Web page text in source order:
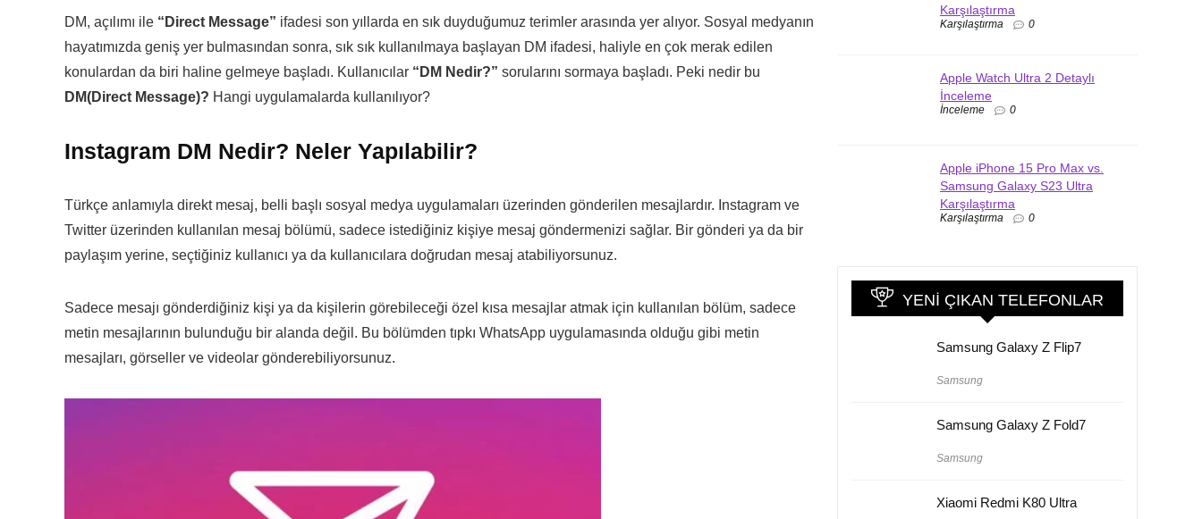
DM, açılımı ile “Direct Message” ifadesi son yıllarda en sık duyduğumuz terimler arasında yer alıyor. Sosyal medyanın
hayatımızda geniş yer bulmasından sonra, sık sık kullanılmaya başlayan DM ifadesi, haliyle en çok merak edilen
konulardan da biri haline gelmeye başladı. Kullanıcılar “DM Nedir?” sorularını sormaya başladı. Peki nedir bu
DM(Direct Message)? Hangi uygulamalarda kullanılıyor?
Instagram DM Nedir? Neler Yapılabilir?
Türkçe anlamıyla direkt mesaj, belli başlı sosyal medya uygulamaları üzerinden gönderilen mesajlardır. Instagram ve
Twitter üzerinden kullanılan mesaj bölümü, sadece istediğiniz kişiye mesaj göndermenizi sağlar. Bir gönderi ya da bir
paylaşım yerine, seçtiğiniz kullanıcı ya da kullanıcılara doğrudan mesaj atabiliyorsunuz.
Sadece mesajı gönderdiğiniz kişi ya da kişilerin görebileceği özel kısa mesajlar atmak için kullanılan bölüm, sadece
metin mesajlarının bulunduğu bir alanda değil. Bu bölümden tıpkı WhatsApp uygulamasında olduğu gibi metin
mesajları, görseller ve videolar gönderebiliyorsunuz.
Karşılaştırma
Karşılaştırma 0
Apple Watch Ultra 2 Detaylı
İnceleme
İnceleme 0
Apple iPhone 15 Pro Max vs.
Samsung Galaxy S23 Ultra
Karşılaştırma
Karşılaştırma 0
YENI ÇIKAN TELEFONLAR
Samsung Galaxy Z Flip7
Samsung
Samsung Galaxy Z Fold7
Samsung
Xiaomi Redmi K80 Ultra